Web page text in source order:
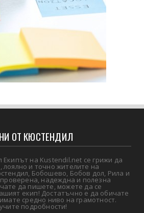
ОТ КЮСТЕНДИЛ
на Kustendil.net се грижи да
и точно жителите на
Бобошево, Бобов дол, Рила и
надеждна и полезна
да пишете, можете да се
екип! Достатъчно е да обичате
средно ниво на грамотност.
подробности!